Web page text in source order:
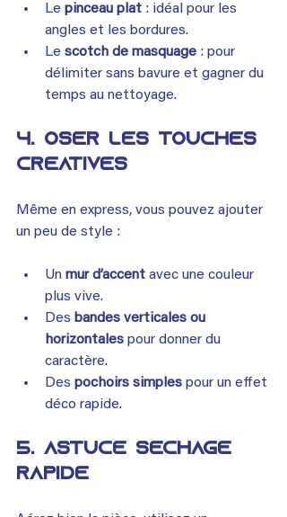
Le pinceau plat : idéal pour les
angles et les bordures.
Le scotch de masquage : pour
délimiter sans bavure et gagner du
temps au nettoyage.
4. Oser les touches
créatives
Même en express, vous pouvez ajouter
un peu de style :
Un mur d’accent avec une couleur
plus vive.
Des bandes verticales ou
horizontales pour donner du
caractère.
Des pochoirs simples pour un effet
déco rapide.
5. Astuce séchage
rapide